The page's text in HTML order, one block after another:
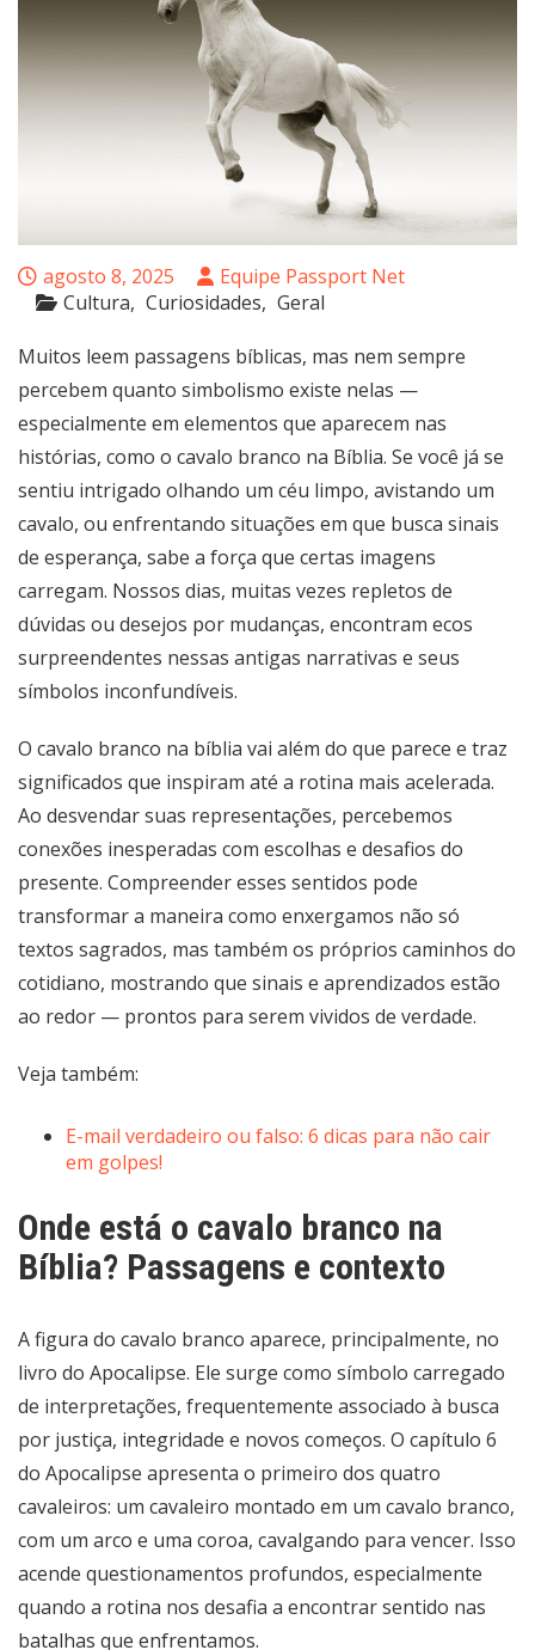
agosto 8, 2025
Equipe Passport Net
Cultura
Curiosidades Geral
Muitos leem passagens bíblicas, mas nem sempre
percebem quanto simbolismo existe nelas —
especialmente em elementos que aparecem nas
histórias, como o cavalo branco na Bíblia. Se você já se
sentiu intrigado olhando um céu limpo, avistando um
cavalo, ou enfrentando situações em que busca sinais
de esperança, sabe a força que certas imagens
carregam. Nossos dias, muitas vezes repletos de
dúvidas ou desejos por mudanças, encontram ecos
surpreendentes nessas antigas narrativas e seus
símbolos inconfundíveis.
O cavalo branco na bíblia vai além do que parece e traz
significados que inspiram até a rotina mais acelerada.
Ao desvendar suas representações, percebemos
conexões inesperadas com escolhas e desafios do
presente. Compreender esses sentidos pode
transformar a maneira como enxergamos não só
textos sagrados, mas também os próprios caminhos do
cotidiano, mostrando que sinais e aprendizados estão
ao redor — prontos para serem vividos de verdade.
Veja também:
E-mail verdadeiro ou falso: 6 dicas para não cair
em golpes!
Onde está o cavalo branco na
Bíblia? Passagens e contexto
A figura do cavalo branco aparece, principalmente, no
livro do Apocalipse. Ele surge como símbolo carregado
de interpretações, frequentemente associado à busca
por justiça, integridade e novos começos. O capítulo 6
do Apocalipse apresenta o primeiro dos quatro
cavaleiros: um cavaleiro montado em um cavalo branco,
com um arco e uma coroa, cavalgando para vencer. Isso
acende questionamentos profundos, especialmente
quando a rotina nos desafia a encontrar sentido nas
batalhas que enfrentamos.